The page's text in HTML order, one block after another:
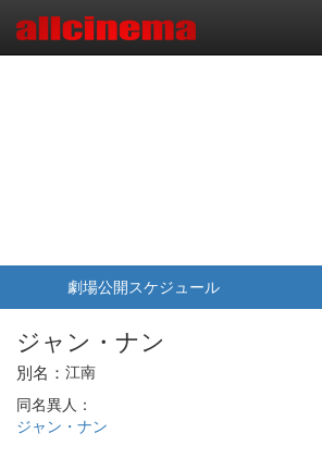
劇場公開スケジュール
ジャン・ナン
別名： 江南
同名異人：
ジャン・ナン